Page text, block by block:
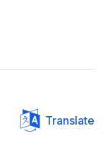
Translate